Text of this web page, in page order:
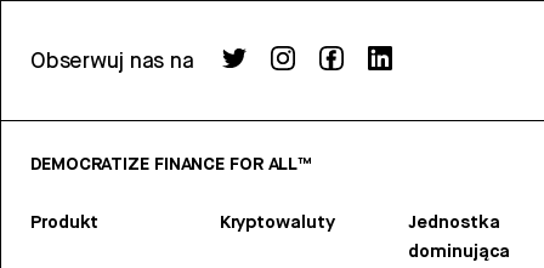
Obserwuj nas na
DEMOCRATIZE FINANCE FOR ALL™
Produkt Kryptowaluty
Jednostka
dominująca